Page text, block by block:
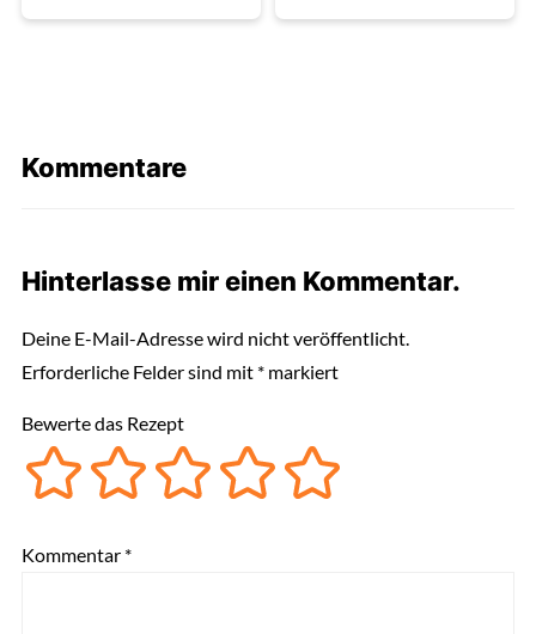
Kommentare
Hinterlasse mir einen Kommentar.
Deine E-Mail-Adresse wird nicht veröffentlicht.
Erforderliche Felder sind mit *markiert
Bewerte das Rezept
Kommentar *